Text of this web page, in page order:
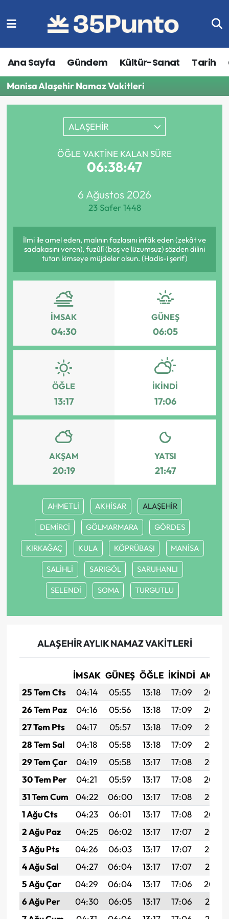
Ana Sayfa Gündem Kültür-Sanat Tarih
Manisa Alaşehir Namaz Vakitleri
ALAŞEHİR
ÖĞLE VAKTINE KALAN SÜRE
06:38:47
6 Ağustos 2026
23 Safer 1448
İlmi ile amel eden, malının fazlasını infâk eden (zekât ve
sadakasını veren), fuzûlî (boş ve lüzumsuz) sözden dilini
tutan kimseye müjdeler olsun. (Hadis-i şerif)
İMSAK
04:30
GÜNEŞ
06:05
ÖĞLE
13:17
İKINDI
17:06
AKŞAM
20:19
YATSI
21:47
AHMETLİ AKHİSAR ALAŞEHİR
DEMİRCİ GÖLMARMARA GÖRDES
KIRKAĞAÇ KULA KÖPRÜBAŞI MANİSA
SALİHLİ SARIGÖL SARUHANLI
SELENDİ SOMA TURGUTLU
ALAŞEHİR AYLIK NAMAZ VAKITLERI
İMSAK GÜNEŞ ÖĞLE İKINDI
25 Tem Cts
04:14 05:55 13:18 17:09
20:30
26 Tem Paz
04:16 05:56 13:18 17:09
20:29
27 Tem Pts
04:17 05:57 13:18 17:09
20:28
28 Tem Sal
04:18 05:58 13:18 17:09
20:28
29 Tem Çar
04:19 05:58 13:17 17:08
20:27
30 Tem Per
04:21 05:59 13:17 17:08
20:26
31 Tem Cum
04:22 06:00 13:17 17:08
20:25
1 Ağu Cts
04:23 06:01 13:17 17:08
20:24
2 Ağu Paz
04:25 06:02 13:17 17:07
20:23
3 Ağu Pts
04:26 06:03 13:17 17:07
20:22
4 Ağu Sal
04:27 06:04 13:17 17:07
20:21
5 Ağu Çar
04:29 06:04 13:17 17:06
20:20
6 Ağu Per
04:30 06:05 13:17 17:06
20:19